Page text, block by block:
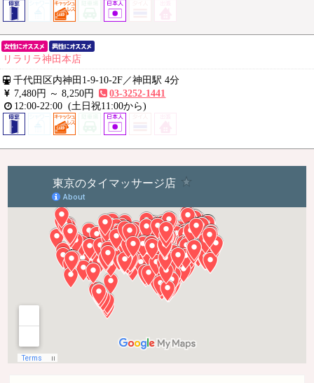
リラリラ神田本店
千代田区内神田1-9-10-2F／神田駅 4分
7,480円 ～8,250円
03-3252-1441
12:00-22:00 (土日祝11:00から)